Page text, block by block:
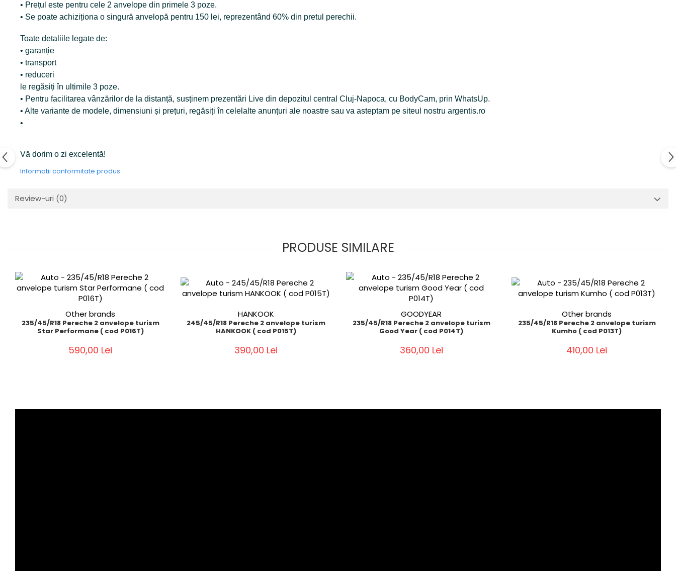
• Prețul este pentru cele 2 anvelope din primele 3 poze.
• Se poate achiziționa o singură anvelopă pentru 150 lei, reprezentând 60% din pretul perechii.
Toate detaliile legate de:
• garanție
• transport
• reduceri
le regăsiți în ultimile 3 poze.
• Pentru facilitarea vânzărilor de la distanță, susținem prezentări Live din depozitul central Cluj-Napoca, cu BodyCam, prin WhatsUp.
• Alte variante de modele, dimensiuni și prețuri, regăsiți în celelalte anunțuri ale noastre sau va asteptam pe siteul nostru argentis.ro
•
Vă dorim o zi excelentă!
Informatii conformitate produs
Review-uri (0)
PRODUSE SIMILARE
Other brands
235/45/R18 Pereche 2 anvelope turism
Star Performane ( cod P016T)
590,00 Lei
HANKOOK
245/45/R18 Pereche 2 anvelope turism
HANKOOK ( cod P015T)
390,00 Lei
GOODYEAR
235/45/R18 Pereche 2 anvelope turism
Good Year ( cod P014T)
360,00 Lei
Other brands
235/45/R18 Pereche 2 anvelope turism
Kumho ( cod P013T)
410,00 Lei